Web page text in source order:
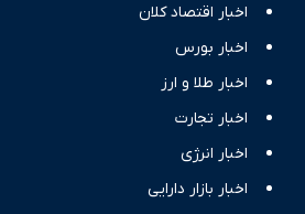
اخبار اقتصاد کلان
اخبار بورس
اخبار طلا و ارز
اخبار تجارت
اخبار انرژی
اخبار بازار دارایی